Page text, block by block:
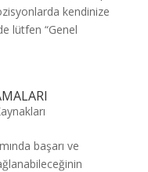
kendinize
lütfen “Genel
başarı ve